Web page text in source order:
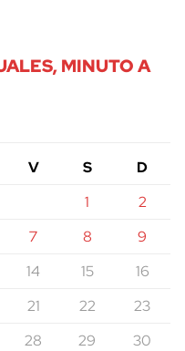
MINUTO A
V S
D
1
2
7 8
9
14 15
16
21 22
23
28 29
30